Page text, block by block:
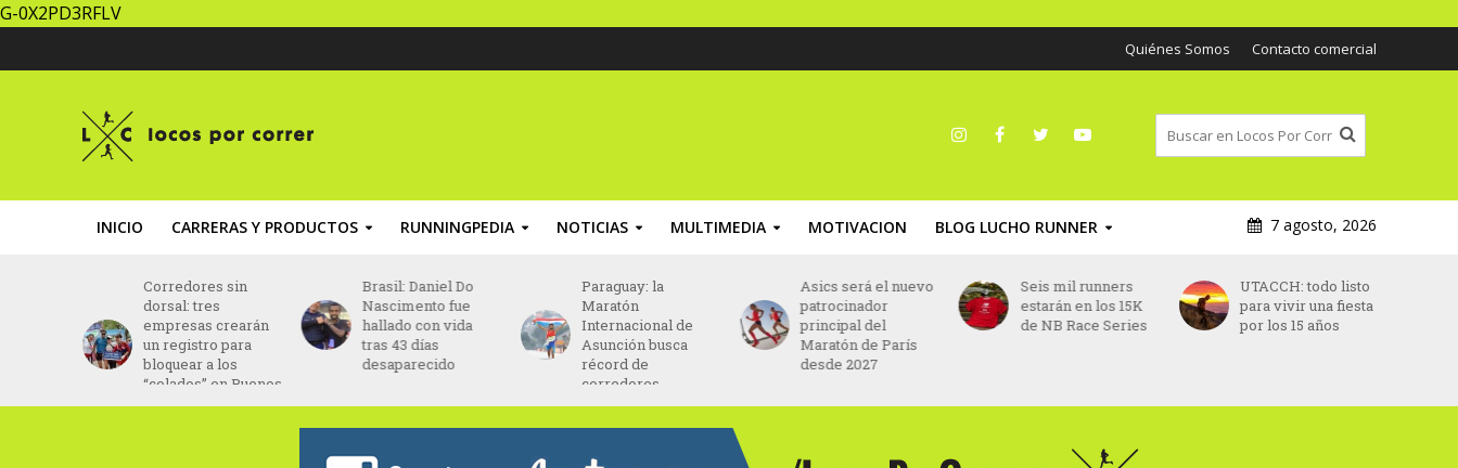
G-0X2PD3RFLV
Quiénes Somos Contacto comercial
INICIO CARRERAS Y PRODUCTOS RUNNINGPEDIA NOTICIAS MULTIMEDIA MOTIVACION BLOG LUCHO RUNNER 7 agosto, 2026
Brasil: Daniel Do
Nascimento fue
hallado con vida
tras 43 días
desaparecido
Paraguay: la
Maratón
Internacional de
Asunción busca
récord de
Asics será el nuevo
patrocinador
principal del
Maratón de París
desde 2027
Seis mil runners
estarán en los 15K
de NB Race Series
UTACCH: todo listo
para vivir una fiesta
por los 15 años
Eliud Kipchoge
anuncia que correrá
la maratón de